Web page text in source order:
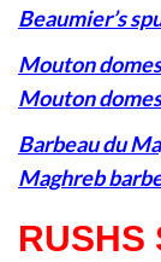
Beaumier’s
Mouton
Mouton
Barbeau du
Maghreb
RUSHS